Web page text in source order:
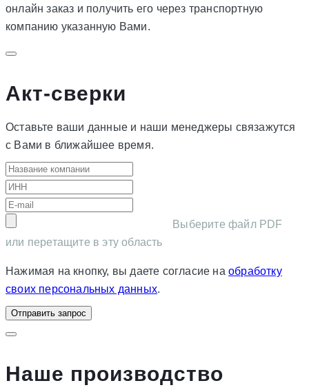
онлайн заказ и получить его через транспортную
компанию указанную Вами.
Акт-сверки
Оставьте ваши данные и наши менеджеры связажутся
с Вами в ближайшее время.
Выберите файл PDF
или перетащите в эту область
Нажимая на кнопку, вы даете согласие наобработку
своих персональных данных.
Отправить запрос
Наше производство